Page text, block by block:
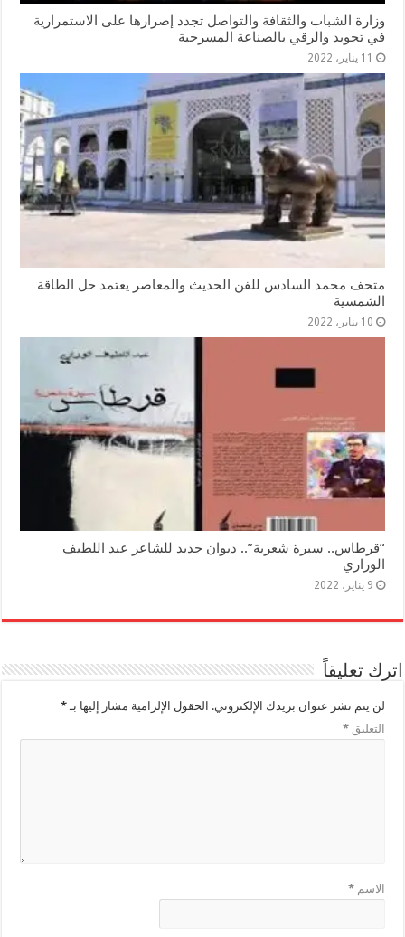
وزارة الشباب والثقافة والتواصل تجدد إصرارها على الاستمرارية
في تجويد والرقي بالصناعة المسرحية
11 يناير، 2022
متحف محمد السادس للفن الحديث والمعاصر يعتمد حل الطاقة
الشمسية
10 يناير، 2022
“قرطاس.. سيرة شعرية”.. ديوان جديد للشاعر عبد اللطيف
الوراري
9 يناير، 2022
اترك تعليقاً
لن يتم نشر عنوان بريدك الإلكتروني. الحقول الإلزامية مشار إليها بـ*
التعليق*
الاسم*